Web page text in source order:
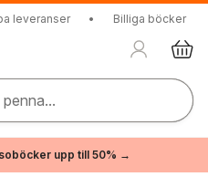
leveranser • Billiga böcker
upp till 50% →